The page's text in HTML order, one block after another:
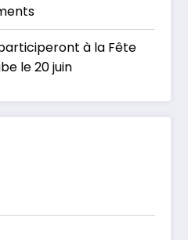
à la Fête
le 20 juin